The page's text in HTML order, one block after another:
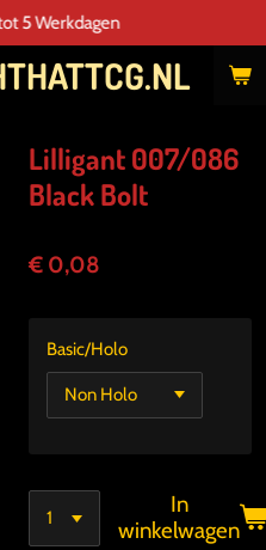
5 Werkdagen
Lilligant 007/086
Black Bolt
€ 0,08
Basic/Holo
In
winkelwagen